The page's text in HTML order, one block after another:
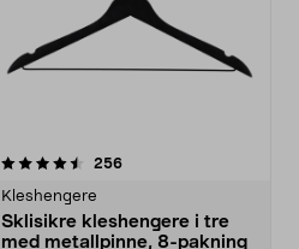
256anmeldelser
Kleshengere
Sklisikre kleshengere i tre
med metallpinne, 8-pakning
4.5av 5 stjerner